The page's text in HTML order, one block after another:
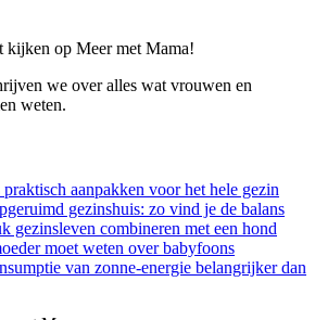
op Meer met Mama!
we over alles wat vrouwen en
weten.
aanpakken voor het hele gezin
gezinshuis: zo vind je de balans
gezinsleven combineren met een hond
moet weten over babyfoons
van zonne-energie belangrijker dan